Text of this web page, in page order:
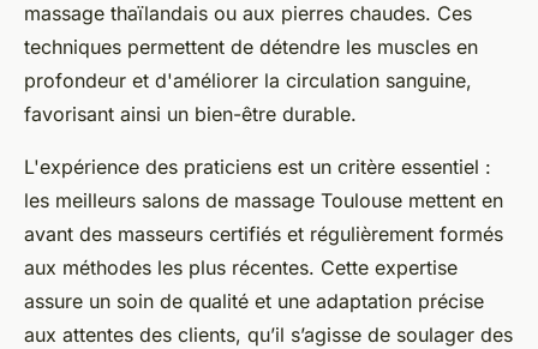
massage thaïlandais ou aux pierres chaudes. Ces
techniques permettent de détendre les muscles en
profondeur et d'améliorer la circulation sanguine,
favorisant ainsi un bien-être durable.
L'expérience des praticiens est un critère essentiel :
les meilleurs salons de massage Toulouse mettent en
avant des masseurs certifiés et régulièrement formés
aux méthodes les plus récentes. Cette expertise
assure un soin de qualité et une adaptation précise
aux attentes des clients, qu’il s’agisse de soulager des